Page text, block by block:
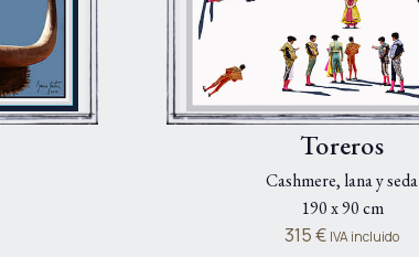
Toreros
Cashmere, lana y seda
190 x 90 cm
315€ IVA incluido